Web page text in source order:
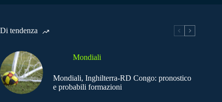
Di tendenza
Mondiali
Mondiali, Inghilterra-RD Congo: pronostico
e probabili formazioni